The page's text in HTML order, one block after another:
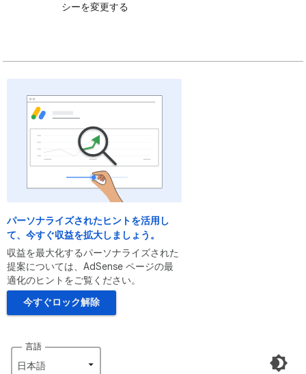
シーを変更する
パーソナライズされたヒントを活用し
て、今すぐ収益を拡大しましょう。
収益を最大化するパーソナライズされた
提案については、AdSense ページの最
適化のヒントをご覧ください。
今すぐロック解除
言語
日本語‎